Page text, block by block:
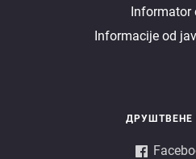
Informator
Informacije od